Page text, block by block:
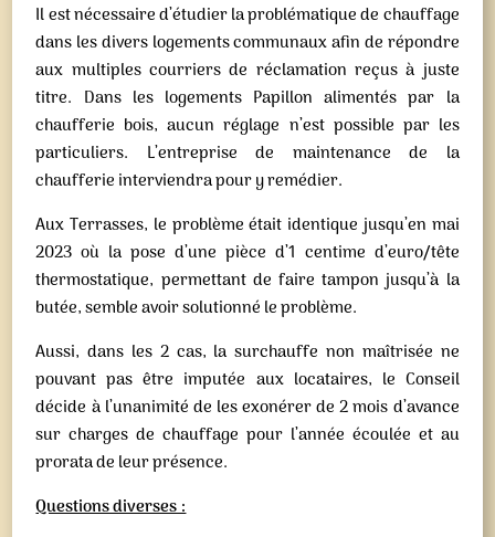
Il est nécessaire d’étudier la problématique de chauffage
dans les divers logements communaux afin de répondre
aux multiples courriers de réclamation reçus à juste
titre. Dans les logements Papillon alimentés par la
chaufferie bois, aucun réglage n’est possible par les
particuliers. L’entreprise de maintenance de la
chaufferie interviendra pour y remédier.
Aux Terrasses, le problème était identique jusqu’en mai
2023 où la pose d’une pièce d’1 centime d’euro/tête
thermostatique, permettant de faire tampon jusqu’à la
butée, semble avoir solutionné le problème.
Aussi, dans les 2 cas, la surchauffe non maîtrisée ne
pouvant pas être imputée aux locataires, le Conseil
décide à l’unanimité de les exonérer de 2 mois d’avance
sur charges de chauffage pour l’année écoulée et au
prorata de leur présence.
Questions diverses :